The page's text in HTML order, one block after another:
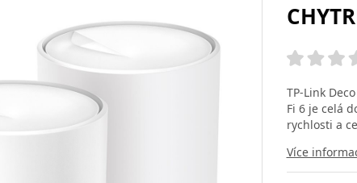
TP-Link
Fi 6 je celá
rychlosti a
Více